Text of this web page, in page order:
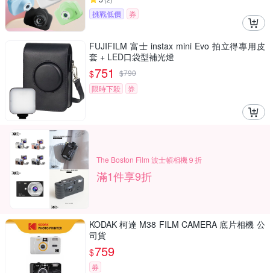
挑戰低價 券
FUJIFILM 富士 instax mini Evo 拍立得專用皮
套 + LED口袋型補光燈
$751 $790
限時下殺
券
The Boston Film 波士頓相機９折
滿1件享9折
KODAK 柯達 M38 FILM CAMERA 底片相機 公
司貨
$759
券